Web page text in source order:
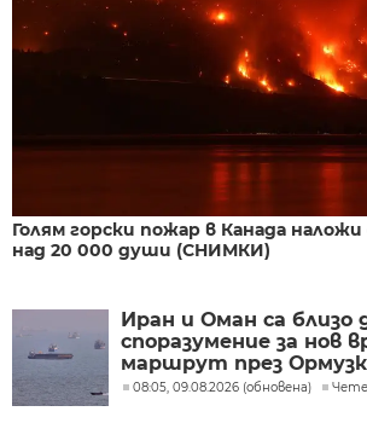
Голям горски пожар в Канада
над 20 000 души (СНИМКИ)
Иран и Оман са близо
споразумение за нов
маршрут през
08:05, 09.08.2026 (обновена) Чете